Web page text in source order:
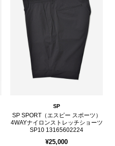
SP
SP SPORT（エスピー スポーツ）
4WAYナイロンストレッチショーツ
SP10 13165602224
¥25,000